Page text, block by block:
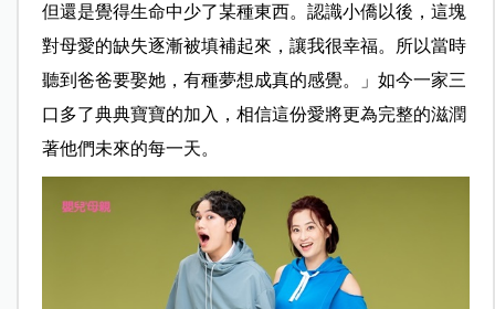
但還是覺得生命中少了某種東西。認識小僑以後，這塊
對母愛的缺失逐漸被填補起來，讓我很幸福。所以當時
聽到爸爸要娶她，有種夢想成真的感覺。」 如今一家三
口多了典典寶寶的加入，相信這份愛將更為完整的滋潤
著他們未來的每一天。